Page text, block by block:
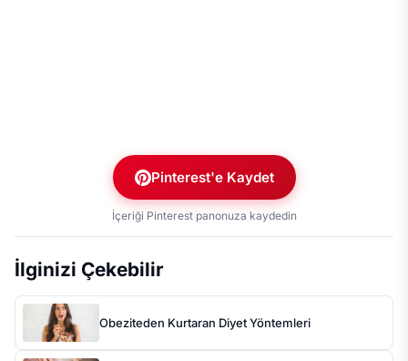
Pinterest'e Kaydet
İçeriği Pinterest panonuza kaydedin
İlginizi Çekebilir
Obeziteden Kurtaran Diyet Yöntemleri